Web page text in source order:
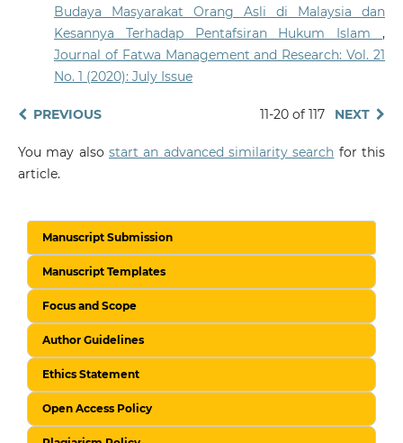
Budaya Masyarakat Orang Asli di Malaysia dan
Kesannya Terhadap Pentafsiran Hukum Islam,
Journal of Fatwa Management and Research: Vol. 21
No. 1 (2020): July Issue
PREVIOUS 11-20 of 117 NEXT
You may also start an advanced similarity search for this
article.
Manuscript Submission
Manuscript Templates
Focus and Scope
Author Guidelines
Ethics Statement
Open Access Policy